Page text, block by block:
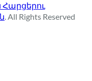
. All Rights Reserved